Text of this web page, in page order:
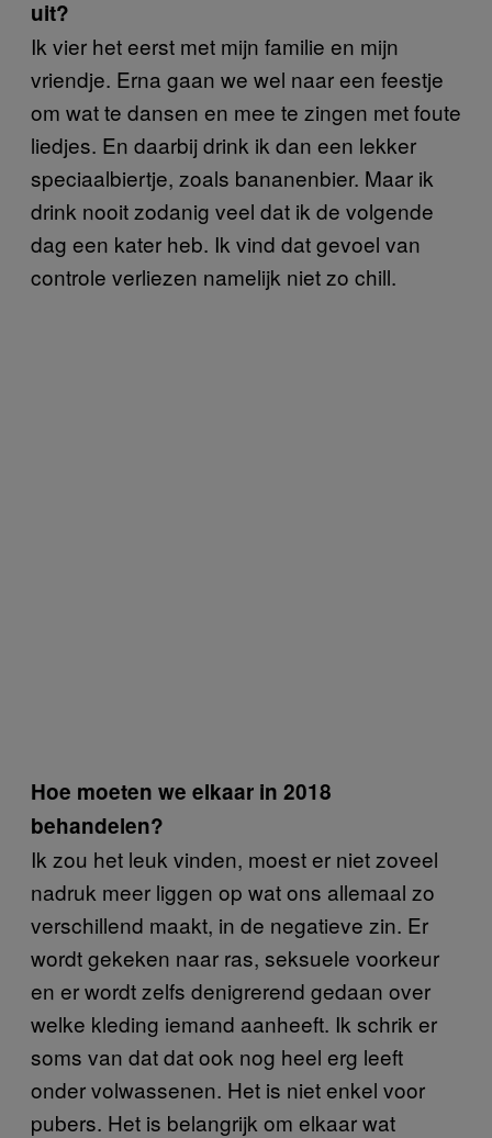
uit?
Ik vier het eerst met mijn familie en mijn
vriendje. Erna gaan we wel naar een feestje
om wat te dansen en mee te zingen met foute
liedjes. En daarbij drink ik dan een lekker
speciaalbiertje, zoals bananenbier. Maar ik
drink nooit zodanig veel dat ik de volgende
dag een kater heb. Ik vind dat gevoel van
controle verliezen namelijk niet zo chill.
Hoe moeten we elkaar in 2018
behandelen?
Ik zou het leuk vinden, moest er niet zoveel
nadruk meer liggen op wat ons allemaal zo
verschillend maakt, in de negatieve zin. Er
wordt gekeken naar ras, seksuele voorkeur
en er wordt zelfs denigrerend gedaan over
welke kleding iemand aanheeft. Ik schrik er
soms van dat dat ook nog heel erg leeft
onder volwassenen. Het is niet enkel voor
pubers. Het is belangrijk om elkaar wat